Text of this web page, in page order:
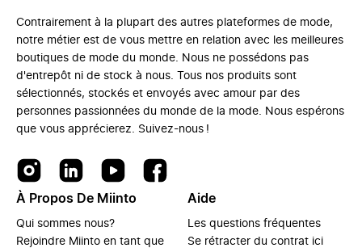
Contrairement à la plupart des autres plateformes de mode,
notre métier est de vous mettre en relation avec les meilleures
boutiques de mode du monde. Nous ne possédons pas
d'entrepôt ni de stock à nous. Tous nos produits sont
sélectionnés, stockés et envoyés avec amour par des
personnes passionnées du monde de la mode. Nous espérons
que vous apprécierez. Suivez-nous !
À Propos De Miinto
Qui sommes nous?
Rejoindre Miinto en tant que
Aide
Les questions fréquentes
Se rétracter du contrat ici